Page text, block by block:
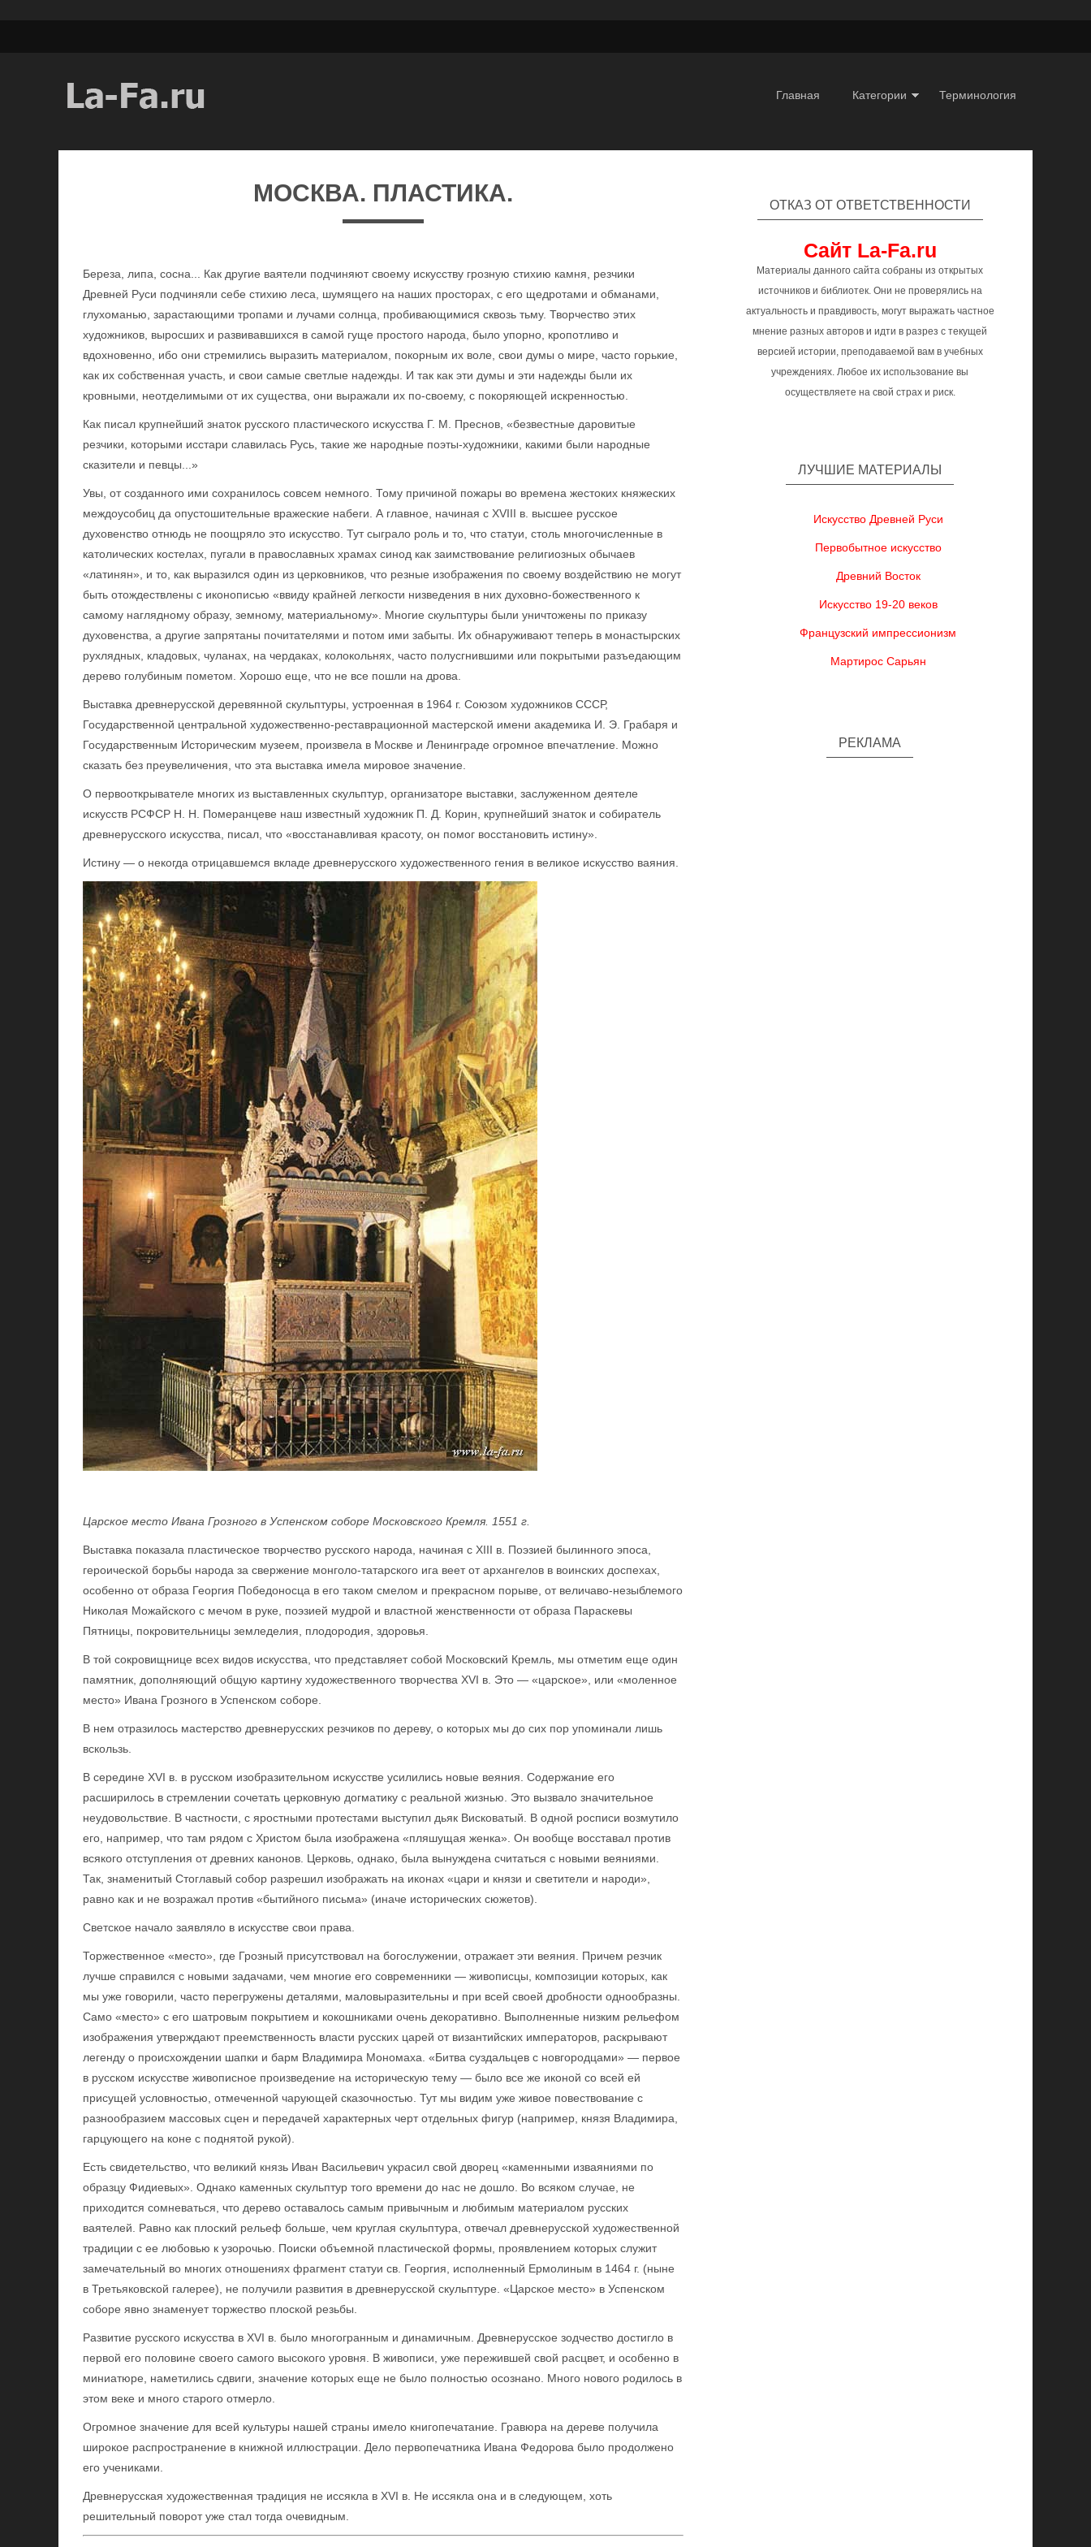
Главная Категории Терминология
МОСКВА. ПЛАСТИКА.
Береза, липа, сосна... Как другие ваятели подчиняют своему искусству грозную стихию камня, резчики
Древней Руси подчиняли себе стихию леса, шумящего на наших просторах, с его щедротами и обманами,
глухоманью, зарастающими тропами и лучами солнца, пробивающимися сквозь тьму. Творчество этих
художников, выросших и развивавшихся в самой гуще простого народа, было упорно, кропотливо и
вдохновенно, ибо они стремились выразить материалом, покорным их воле, свои думы о мире, часто горькие,
как их собственная участь, и свои самые светлые надежды. И так как эти думы и эти надежды были их
кровными, неотделимыми от их существа, они выражали их по-своему, с покоряющей искренностью.
Как писал крупнейший знаток русского пластического искусства Г. М. Преснов, «безвестные даровитые
резчики, которыми исстари славилась Русь, такие же народные поэты-художники, какими были народные
сказители и певцы...»
Увы, от созданного ими сохранилось совсем немного. Тому причиной пожары во времена жестоких княжеских
междоусобиц да опустошительные вражеские набеги. А главное, начиная с XVIII в. высшее русское
духовенство отнюдь не поощряло это искусство. Тут сыграло роль и то, что статуи, столь многочисленные в
католических костелах, пугали в православных храмах синод как заимствование религиозных обычаев
«латинян», и то, как выразился один из церковников, что резные изображения по своему воздействию не могут
быть отождествлены с иконописью «ввиду крайней легкости низведения в них духовно-божественного к
самому наглядному образу, земному, материальному». Многие скульптуры были уничтожены по приказу
духовенства, а другие запрятаны почитателями и потом ими забыты. Их обнаруживают теперь в монастырских
рухлядных, кладовых, чуланах, на чердаках, колокольнях, часто полусгнившими или покрытыми разъедающим
дерево голубиным пометом. Хорошо еще, что не все пошли на дрова.
Выставка древнерусской деревянной скульптуры, устроенная в 1964 г. Союзом художников СССР,
Государственной центральной художественно-реставрационной мастерской имени академика И. Э. Грабаря и
Государственным Историческим музеем, произвела в Москве и Ленинграде огромное впечатление. Можно
сказать без преувеличения, что эта выставка имела мировое значение.
О первооткрывателе многих из выставленных скульптур, организаторе выставки, заслуженном деятеле
искусств РСФСР Н. Н. Померанцеве наш известный художник П. Д. Корин, крупнейший знаток и собиратель
древнерусского искусства, писал, что «восстанавливая красоту, он помог восстановить истину».
Истину — о некогда отрицавшемся вкладе древнерусского художественного гения в великое искусство ваяния.
Царское место Ивана Грозного в Успенском соборе Московского Кремля. 1551 г.
Выставка показала пластическое творчество русского народа, начиная с XIII в. Поэзией былинного эпоса,
героической борьбы народа за свержение монголо-татарского ига веет от архангелов в воинских доспехах,
особенно от образа Георгия Победоносца в его таком смелом и прекрасном порыве, от величаво-незыблемого
Николая Можайского с мечом в руке, поэзией мудрой и властной женственности от образа Параскевы
Пятницы, покровительницы земледелия, плодородия, здоровья.
В той сокровищнице всех видов искусства, что представляет собой Московский Кремль, мы отметим еще один
памятник, дополняющий общую картину художественного творчества XVI в. Это — «царское», или «моленное
место» Ивана Грозного в Успенском соборе.
В нем отразилось мастерство древнерусских резчиков по дереву, о которых мы до сих пор упоминали лишь
вскользь.
В середине XVI в. в русском изобразительном искусстве усилились новые веяния. Содержание его
расширилось в стремлении сочетать церковную догматику с реальной жизнью. Это вызвало значительное
неудовольствие. В частности, с яростными протестами выступил дьяк Висковатый. В одной росписи возмутило
его, например, что там рядом с Христом была изображена «пляшущая женка». Он вообще восставал против
всякого отступления от древних канонов. Церковь, однако, была вынуждена считаться с новыми веяниями.
Так, знаменитый Стоглавый собор разрешил изображать на иконах «цари и князи и светители и народи»,
равно как и не возражал против «бытийного письма» (иначе исторических сюжетов).
Светское начало заявляло в искусстве свои права.
Торжественное «место», где Грозный присутствовал на богослужении, отражает эти веяния. Причем резчик
лучше справился с новыми задачами, чем многие его современники — живописцы, композиции которых, как
мы уже говорили, часто перегружены деталями, маловыразительны и при всей своей дробности однообразны.
Само «место» с его шатровым покрытием и кокошниками очень декоративно. Выполненные низким рельефом
изображения утверждают преемственность власти русских царей от византийских императоров, раскрывают
легенду о происхождении шапки и барм Владимира Мономаха. «Битва суздальцев с новгородцами» — первое
в русском искусстве живописное произведение на историческую тему — было все же иконой со всей ей
присущей условностью, отмеченной чарующей сказочностью. Тут мы видим уже живое повествование с
разнообразием массовых сцен и передачей характерных черт отдельных фигур (например, князя Владимира,
гарцующего на коне с поднятой рукой).
Есть свидетельство, что великий князь Иван Васильевич украсил свой дворец «каменными изваяниями по
образцу Фидиевых». Однако каменных скульптур того времени до нас не дошло. Во всяком случае, не
приходится сомневаться, что дерево оставалось самым привычным и любимым материалом русских
ваятелей. Равно как плоский рельеф больше, чем круглая скульптура, отвечал древнерусской художественной
традиции с ее любовью к узорочью. Поиски объемной пластической формы, проявлением которых служит
замечательный во многих отношениях фрагмент статуи св. Георгия, исполненный Ермолиным в 1464 г. (ныне
в Третьяковской галерее), не получили развития в древнерусской скульптуре. «Царское место» в Успенском
соборе явно знаменует торжество плоской резьбы.
Развитие русского искусства в XVI в. было многогранным и динамичным. Древнерусское зодчество достигло в
первой его половине своего самого высокого уровня. В живописи, уже пережившей свой расцвет, и особенно в
миниатюре, наметились сдвиги, значение которых еще не было полностью осознано. Много нового родилось в
этом веке и много старого отмерло.
Огромное значение для всей культуры нашей страны имело книгопечатание. Гравюра на дереве получила
широкое распространение в книжной иллюстрации. Дело первопечатника Ивана Федорова было продолжено
его учениками.
Древнерусская художественная традиция не иссякла в XVI в. Не иссякла она и в следующем, хоть
решительный поворот уже стал тогда очевидным.
ОТКАЗ ОТ ОТВЕТСТВЕННОСТИ
Сайт La-Fa.ru
Материалы данного сайта собраны из открытых
источников и библиотек. Они не проверялись на
актуальность и правдивость, могут выражать частное
мнение разных авторов и идти в разрез с текущей
версией истории, преподаваемой вам в учебных
учреждениях. Любое их использование вы
осуществляете на свой страх и риск.
ЛУЧШИЕ МАТЕРИАЛЫ
Искусство Древней Руси
Первобытное искусство
Древний Восток
Искусство 19-20 веков
Французский импрессионизм
Мартирос Сарьян
РЕКЛАМА